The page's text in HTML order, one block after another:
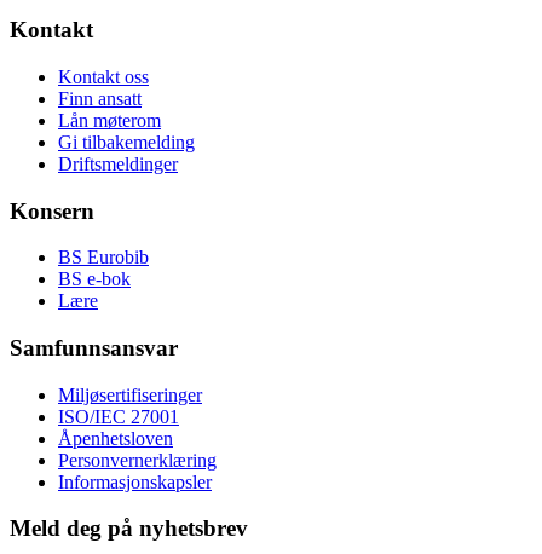
Kontakt
Kontakt oss
Finn ansatt
Lån møterom
Gi tilbakemelding
Driftsmeldinger
Konsern
BS Eurobib
BS e-bok
Lære
Samfunnsansvar
Miljøsertifiseringer
ISO/IEC 27001
Åpenhetsloven
Personvernerklæring
Informasjonskapsler
Meld deg på nyhetsbrev